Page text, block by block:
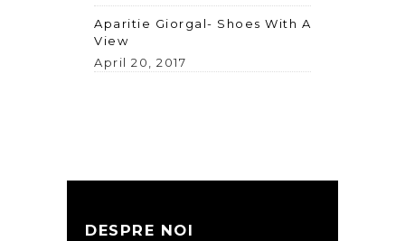
Aparitie Giorgal- Shoes With A
View
April 20, 2017
DESPRE NOI